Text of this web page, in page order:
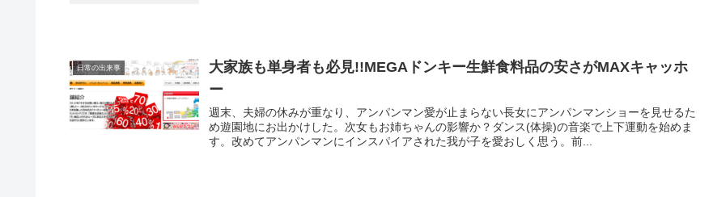
日常の出来事
大家族も単身者も必見!!MEGAドンキー生鮮食料品の安さがMAXキャッホ
ー
週末、夫婦の休みが重なり、アンパンマン愛が止まらない長女にアンパンマンショーを見せるた
め遊園地にお出かけした。次女もお姉ちゃんの影響か？ダンス(体操)の音楽で上下運動を始めま
す。改めてアンパンマンにインスパイアされた我が子を愛おしく思う。前...